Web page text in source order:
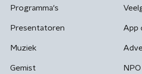
Programma's
Presentatoren
Muziek
Gemist
App